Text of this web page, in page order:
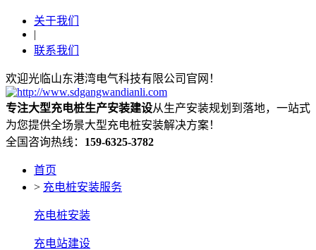
关于我们
|
联系我们
欢迎光临山东港湾电气科技有限公司官网！
专注大型充电桩生产安装建设从生产安装规划到落地，一站式
为您提供全场景大型充电桩安装解决方案！
全国咨询热线： 159-6325-3782
首页
> 充电桩安装服务
充电桩安装
充电站建设